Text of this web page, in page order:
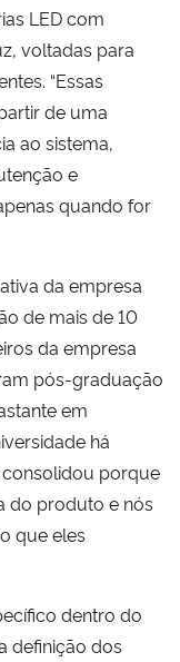
LED com
voltadas para
“Essas
de uma
ao sistema,
e
quando for
da empresa
de mais de 10
da empresa
pós-graduação
em
há
consolidou porque
do produto e nós
que eles
dentro do
definição dos